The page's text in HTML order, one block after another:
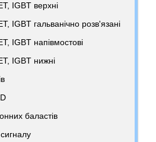
IGBT верхні
IGBT гальванічно розв'язані
IGBT напівмостові
IGBT нижні
баластів